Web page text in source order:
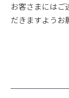
お客さまにはご
だきますようお